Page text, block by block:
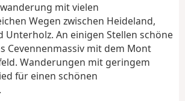
i
mit vielen
Wegen zwischen Heideland,
Unterholz. An einigen Stellen schöne
Cevennenmassiv mit dem Mont
Wanderungen mit geringem
für einen schönen